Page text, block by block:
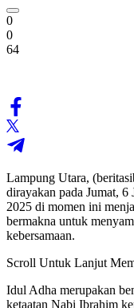
0
0
64
Lampung Utara,
dirayakan pada Jumat,
2025 di momen ini
bermakna untuk
kebersamaan.
Scroll Untuk Lanjut
Idul Adha merupakan
ketaatan Nabi Ibrahim